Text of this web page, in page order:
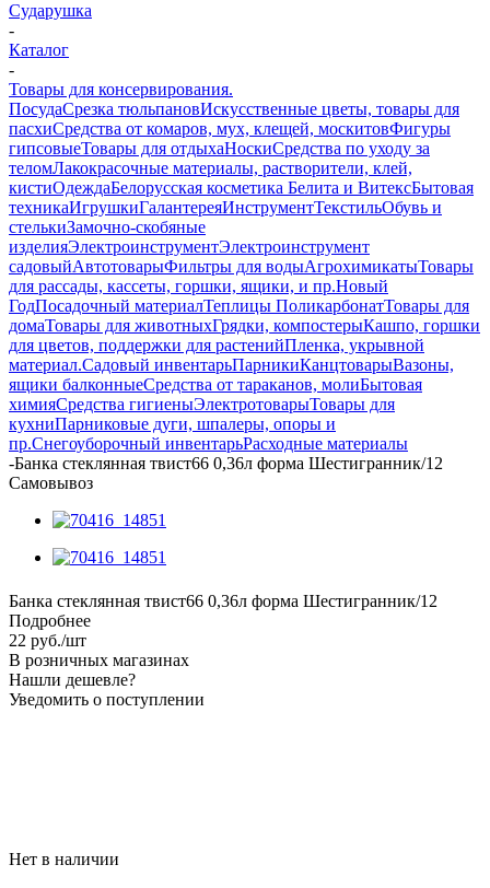
Сударушка
-
Каталог
-
Товары для консервирования.
ПосудаСрезка тюльпановИскусственные цветы, товары для
пасхиСредства от комаров, мух, клещей, москитовФигуры
гипсовыеТовары для отдыхаНоскиСредства по уходу за
теломЛакокрасочные материалы, растворители, клей,
кистиОдеждаБелорусская косметика Белита и ВитексБытовая
техникаИгрушкиГалантереяИнструментТекстильОбувь и
стелькиЗамочно-скобяные
изделияЭлектроинструментЭлектроинструмент
садовыйАвтотоварыФильтры для водыАгрохимикатыТовары
для рассады, кассеты, горшки, ящики, и пр.Новый
ГодПосадочный материалТеплицы ПоликарбонатТовары для
домаТовары для животныхГрядки, компостерыКашпо, горшки
для цветов, поддержки для растенийПленка, укрывной
материал.Садовый инвентарьПарникиКанцтоварыВазоны,
ящики балконныеСредства от тараканов, молиБытовая
химияСредства гигиеныЭлектротоварыТовары для
кухниПарниковые дуги, шпалеры, опоры и
пр.Снегоуборочный инвентарьРасходные материалы
-Банка стеклянная твист66 0,36л форма Шестигранник/12
Самовывоз
Банка стеклянная твист66 0,36л форма Шестигранник/12
Подробнее
22 руб./шт
В розничных магазинах
Нашли дешевле?
Уведомить о поступлении
Нет в наличии